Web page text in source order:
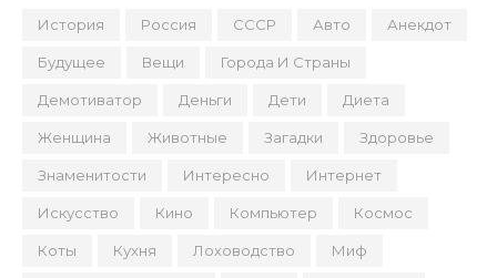
История Россия СССР Авто Анекдот
Будущее Вещи Города И Страны
Демотиватор Деньги Дети Диета
Женщина Животные Загадки Здоровье
Знаменитости Интересно Интернет
Искусство Кино Компьютер Космос
Коты Кухня Лоховодство Миф